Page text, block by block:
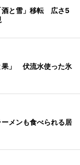
酒と雪」移転 広さ5
果」 伏流水使った氷
メンも食べられる居